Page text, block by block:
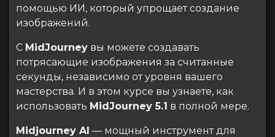
помощью ИИ, который упрощает создание
изображений.
С MidJourney вы можете создавать
потрясающие изображения за считанные
секунды, независимо от уровня вашего
мастерства. И в этом курсе вы узнаете, как
использовать MidJourney 5.1 в полной мере.
Midjourney AI — мощный инструмент для